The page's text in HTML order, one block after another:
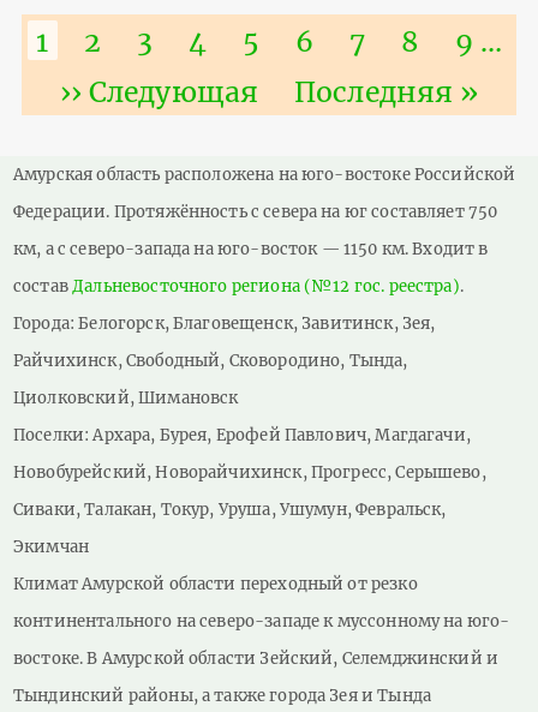
Нумерация
страниц
Текущая
страница
1 Страница
2 Страница
3 Страница
4 Страница
5 Страница
6 Страница
7 8 9 …
Следующая
›› Следующая
Последняя
Последняя »
Амурская область расположена на юго-востоке Российской
Федерации. Протяжённость с севера на юг составляет 750
км, а с северо-запада на юго-восток — 1150 км. Входит в
составДальневосточного региона (№12 гос. реестра).
Города: Белогорск, Благовещенск, Завитинск, Зея,
Райчихинск, Свободный, Сковородино, Тында,
Циолковский, Шимановск
Поселки: Архара, Бурея, Ерофей Павлович, Магдагачи,
Новобурейский, Новорайчихинск, Прогресс, Серышево,
Сиваки, Талакан, Токур, Уруша, Ушумун, Февральск,
Экимчан
Климат Амурской области переходный от резко
континентального на северо-западе к муссонному на юго-
востоке. В Амурской области Зейский, Селемджинский и
Тындинский районы, а также города Зея и Тында